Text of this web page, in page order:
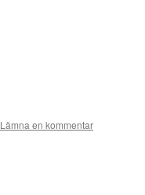
Lämna en kommentar